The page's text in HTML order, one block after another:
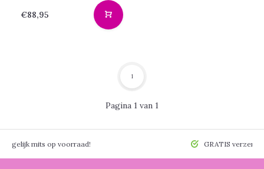
€88,95
Pagina 1 van 1
1
mits op voorraad! GRATIS